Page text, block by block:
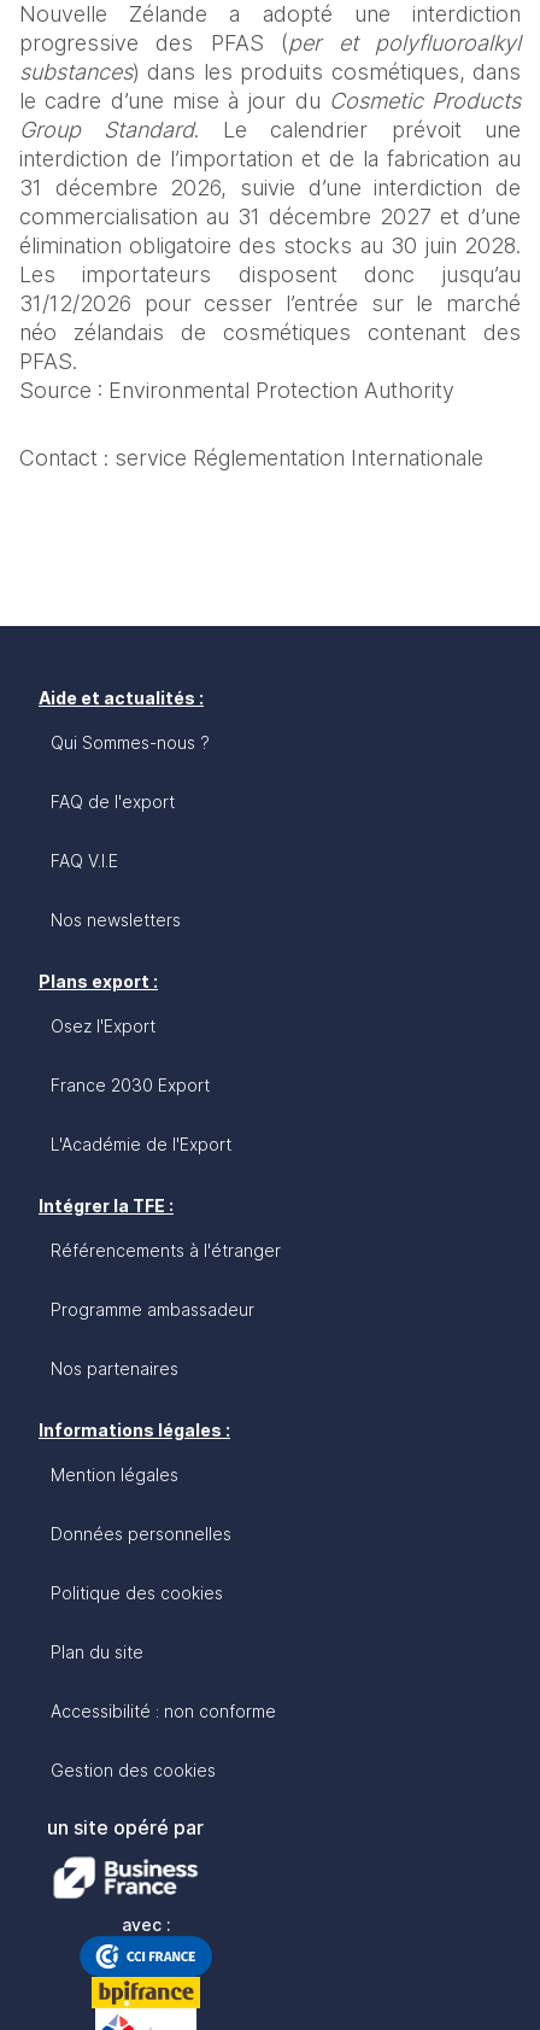
Nouvelle Zélande a adopté une interdiction
progressive des PFAS (per et polyfluoroalkyl
substances) dans les produits cosmétiques, dans
le cadre d’une mise à jour du Cosmetic Products
Group Standard. Le calendrier prévoit une
interdiction de l’importation et de la fabrication au
31 décembre 2026, suivie d’une interdiction de
commercialisation au 31 décembre 2027 et d’une
élimination obligatoire des stocks au 30 juin 2028.
Les importateurs disposent donc jusqu’au
31/12/2026 pour cesser l’entrée sur le marché
néo zélandais de cosmétiques contenant des
PFAS.
Source : Environmental Protection Authority
Contact : service Réglementation Internationale
Aide et actualités :
Qui Sommes-nous ?
FAQ de l'export
FAQ V.I.E
Nos newsletters
Plans export :
Osez l'Export
France 2030 Export
L'Académie de l'Export
Intégrer la TFE :
Référencements à l'étranger
Programme ambassadeur
Nos partenaires
Informations légales :
Mention légales
Données personnelles
Politique des cookies
Plan du site
Accessibilité : non conforme
Gestion des cookies
un site opéré par
avec :